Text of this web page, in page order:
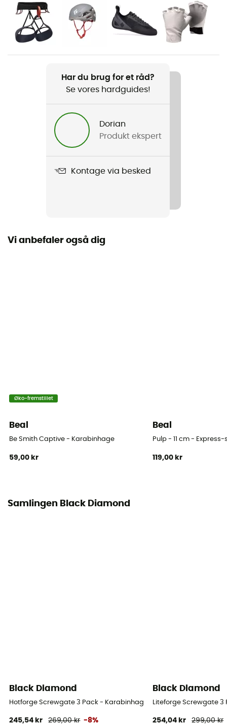
Vægt
85 g
Produkt
Lille akse modstand
Styrke med finger åben
Diameter af åbningen
Overensstemmelseserklæring
Har du brug for et råd?
Se vores hardguides!
Dorian
Produkt ekspert
Kontage via besked
Vi anbefaler også dig
Øko-fremstillet
Beal
Be Smith Captive - Karabinhage
59,00 kr
Beal
Pulp - 11 cm -
119,00 kr
Samlingen Black Diamond
Black Diamond
Hotforge Screwgate 3 Pack - Karabinhage
245,54 kr 269,00 kr -8%
Black Diamond
Liteforge Screwgate
254,04 kr 299,00 kr